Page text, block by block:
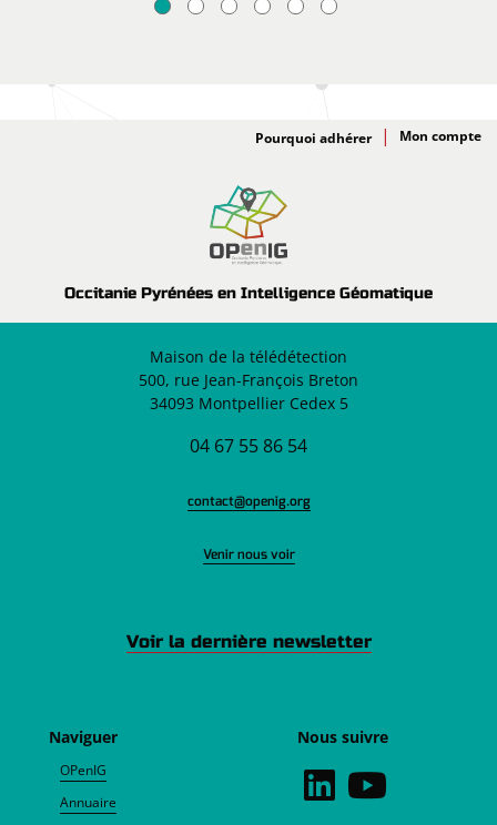
Occitanie Pyrénées en Intelligence Géomatique
Adhésion
Pourquoi adhérer
Naviguer
OPenIG
Annuaire
Maison de la télédétection
500, rue Jean-François Breton
34093 Montpellier Cedex 5
04 67 55 86 54
contact@openig.org
Venir nous voir
Nous suivre
Voir la dernière newsletter